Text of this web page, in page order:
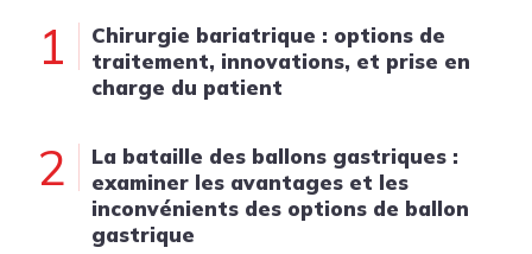
1
Chirurgie bariatrique : options de
traitement, innovations, et prise en
charge du patient
2
La bataille des ballons gastriques :
examiner les avantages et les
inconvénients des options de ballon
gastrique